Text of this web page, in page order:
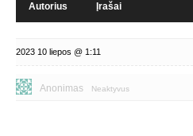
Autorius Įrašai
2023 10 liepos @ 1:11
Anonimas Neaktyvus